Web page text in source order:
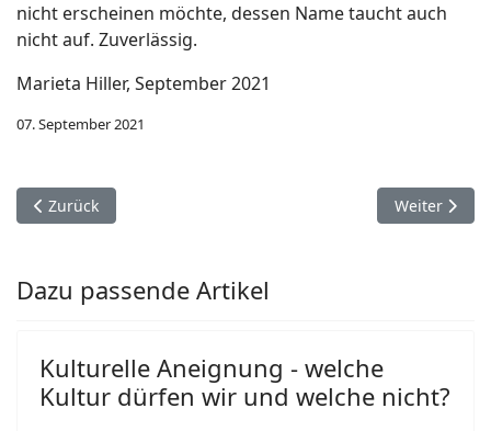
nicht erscheinen möchte, dessen Name taucht auch
nicht auf. Zuverlässig.
Marieta Hiller, September 2021
07. September 2021
Vorheriger Beitrag: Einwurf: Demokratie will gepflegt werden
Zurück Nächster
Weiter
Dazu passende Artikel
Kulturelle Aneignung - welche
Kultur dürfen wir und welche nicht?